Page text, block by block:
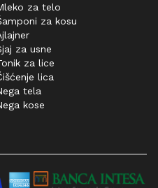
za telo
za kosu
za usne
za lice
lica
tela
kose